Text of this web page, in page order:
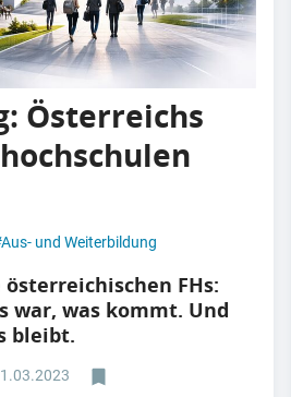
Österreichs
Aus- und Weiterbildung
österreichischen FHs:
war, was kommt. Und
bleibt.